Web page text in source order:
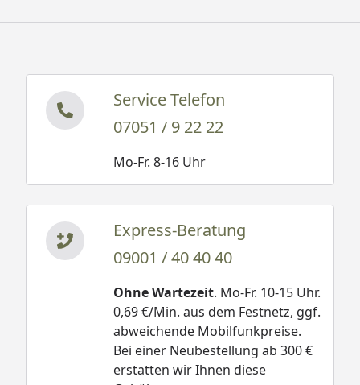
Service Telefon
07051 / 9 22 22
Mo-Fr. 8-16 Uhr
Express-Beratung
09001 / 40 40 40
Ohne Wartezeit. Mo-Fr. 10-15 Uhr.
0,69 €/Min. aus dem Festnetz, ggf.
abweichende Mobilfunkpreise.
Bei einer Neubestellung ab 300 €
erstatten wir Ihnen diese